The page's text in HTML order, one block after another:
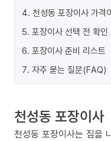
4. 천성동 포장이사 가격
5. 포장이사 선택 전 확인
6. 포장이사 준비 리스트
7. 자주 묻는 질문(FAQ)
천성동 포장이사
천성동 포장이사는 짐을